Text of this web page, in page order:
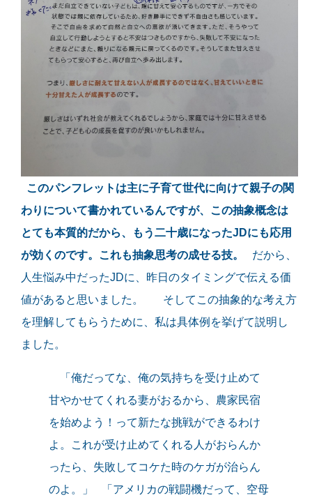
このパンフレットは主に子育て世代に向けて親子の関
わりについて書かれているんですが、この抽象概念は
とても本質的だから、もう二十歳になったJDにも応用
が効くのです。これも抽象思考の成せる技。
だから、
人生悩み中だったJDに、昨日のタイミングで伝える価
値があると思いました。 そしてこの抽象的な考え方
を理解してもらうために、私は具体例を挙げて説明し
ました。
「俺だってな、俺の気持ちを受け止めて
甘やかせてくれる妻がおるから、農家民宿
を始めよう！って新たな挑戦ができるわけ
よ。これが受け止めてくれる人がおらんか
ったら、失敗してコケた時のケガが治らん
のよ。」 「アメリカの戦闘機だって、空母